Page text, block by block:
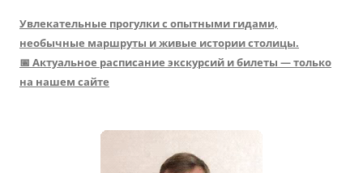
Увлекательные прогулки с опытными гидами,
необычные маршруты и живые истории столицы.
📅 Актуальное расписание экскурсий и билеты — только
на нашем сайте